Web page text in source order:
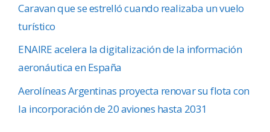
Caravan que se estrelló cuando realizaba un vuelo
turístico
ENAIRE acelera la digitalización de la información
aeronáutica en España
Aerolíneas Argentinas proyecta renovar su flota con
la incorporación de 20 aviones hasta 2031